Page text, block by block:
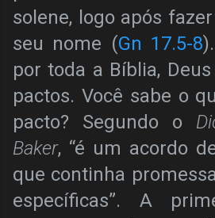
solene, logo após
seu nome (Gn 17.5-8
por toda a Bíblia,
pactos. Você sabe o
pacto? Segundo o
Baker, “é um acordo
que continha
específicas”. A